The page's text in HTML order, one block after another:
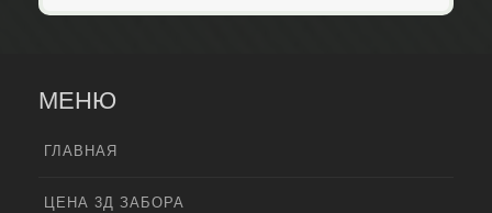
МЕНЮ
ГЛАВНАЯ
ЦЕНА 3Д ЗАБОРА